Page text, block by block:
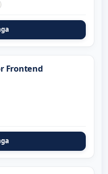
Frontend